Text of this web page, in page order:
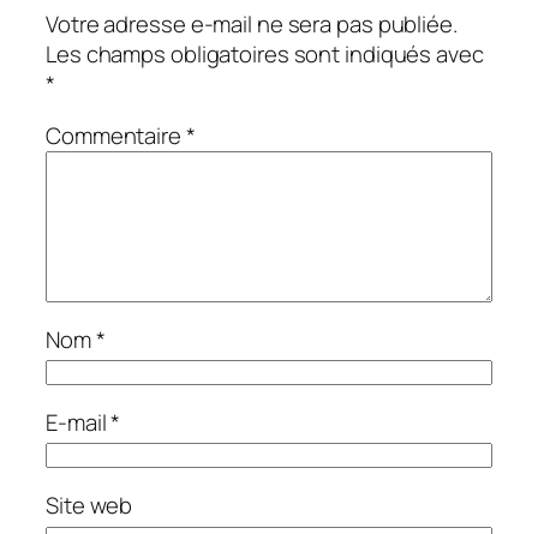
Votre adresse e-mail ne sera pas publiée.
Les champs obligatoires sont indiqués avec
*
Commentaire*
Nom*
E-mail*
Site web